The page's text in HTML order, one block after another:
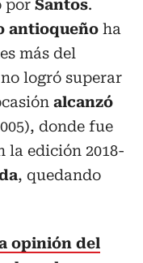
por Santos.
antioqueño ha
más del
logró superar
alcanzó
donde fue
la edición 2018-
, quedando
opinión del